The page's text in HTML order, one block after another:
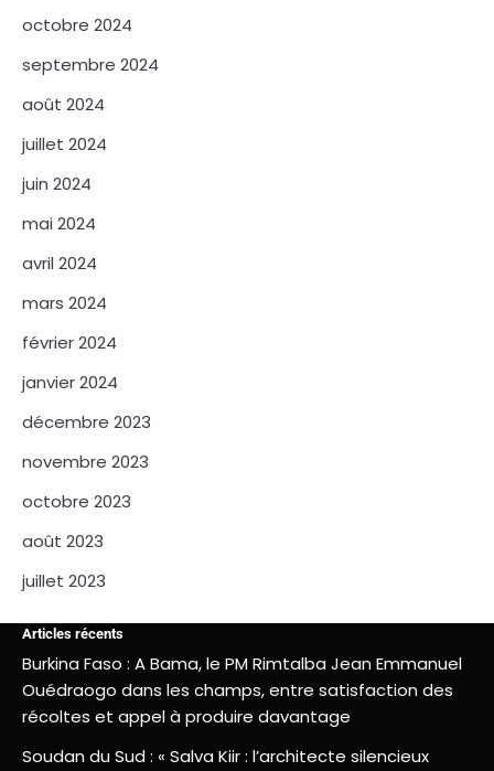
octobre 2024
septembre 2024
août 2024
juillet 2024
juin 2024
mai 2024
avril 2024
mars 2024
février 2024
janvier 2024
décembre 2023
novembre 2023
octobre 2023
août 2023
juillet 2023
Articles récents
Burkina Faso : A Bama, le PM Rimtalba Jean Emmanuel
Ouédraogo dans les champs, entre satisfaction des
récoltes et appel à produire davantage
Soudan du Sud : « Salva Kiir : l’architecte silencieux